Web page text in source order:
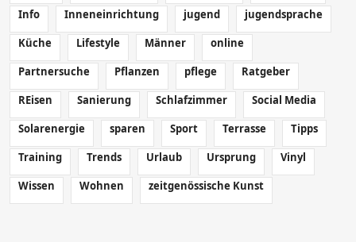
Info
Inneneinrichtung jugend
jugendsprache
Küche
Lifestyle Männer
online
Partnersuche
Pflanzen pflege
Ratgeber
REisen
Sanierung Schlafzimmer
Social Media
Solarenergie
sparen Sport Terrasse
Tipps
Training
Trends Urlaub Ursprung
Vinyl
Wissen
Wohnen zeitgenössische Kunst